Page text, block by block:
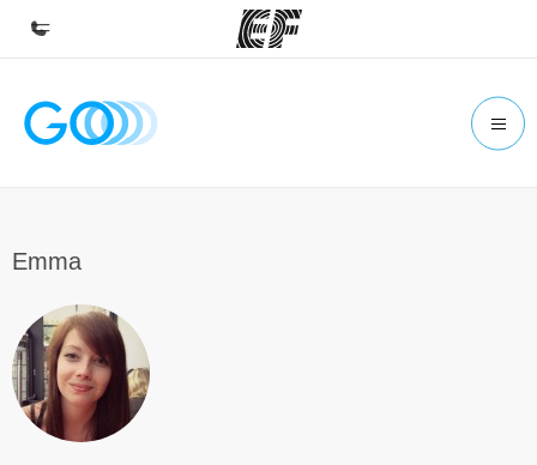
Inicio
Encuentra una oficina
Sobre nosotros
Quiénes somos
Emma